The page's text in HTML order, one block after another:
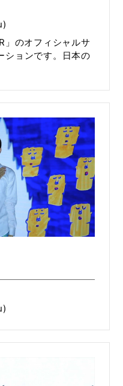
」のオフィシャルサ
ションです。日本の